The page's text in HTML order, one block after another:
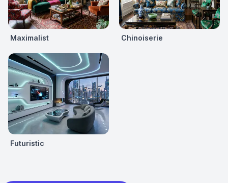
Maximalist Chinoiserie
Futuristic